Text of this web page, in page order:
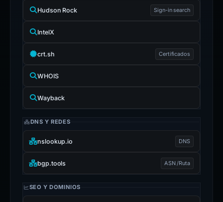
Hudson Rock Sign-in search
IntelX
crt.sh Certificados
WHOIS
Wayback
DNS Y REDES
nslookup.io DNS
bgp.tools ASN /Ruta
SEO Y DOMINIOS